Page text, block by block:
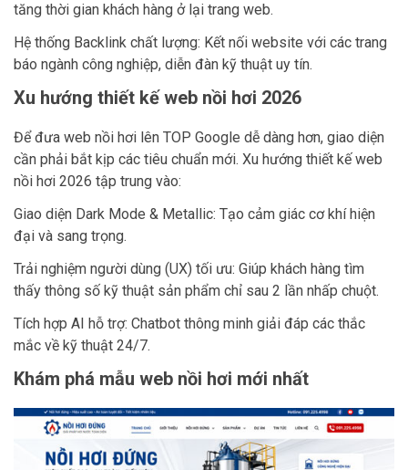
tăng thời gian khách hàng ở lại trang web.
Hệ thống Backlink chất lượng: Kết nối website với các trang
báo ngành công nghiệp, diễn đàn kỹ thuật uy tín.
Xu hướng thiết kế web nồi hơi 2026
Để đưa web nồi hơi lên TOP Google dễ dàng hơn, giao diện
cần phải bắt kịp các tiêu chuẩn mới. Xu hướng thiết kế web
nồi hơi 2026 tập trung vào:
Giao diện Dark Mode & Metallic: Tạo cảm giác cơ khí hiện
đại và sang trọng.
Trải nghiệm người dùng (UX) tối ưu: Giúp khách hàng tìm
thấy thông số kỹ thuật sản phẩm chỉ sau 2 lần nhấp chuột.
Tích hợp AI hỗ trợ: Chatbot thông minh giải đáp các thắc
mắc về kỹ thuật 24/7.
Khám phá mẫu web nồi hơi mới nhất